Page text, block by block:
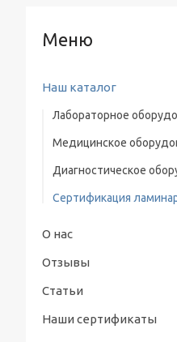
Наш каталог
Лабораторное
Водяная баня-
Ламинарные боксы
Системы очистки
Лабораторные
Сушильные шкафы
Центрифуги
Медицинское
Диагностическое
Сертификация
О нас
Отзывы
Статьи
Наши сертификаты